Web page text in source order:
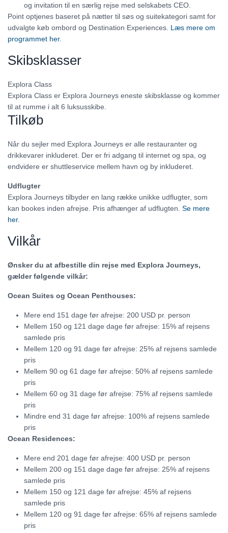
og invitation til en særlig rejse med selskabets CEO.
Point optjenes baseret på nætter til søs og suitekategori samt for
udvalgte køb ombord og Destination Experiences. Læs mere om
programmet her.
Skibsklasser
Explora Class
Explora Class er Explora Journeys eneste skibsklasse og kommer
til at rumme i alt 6 luksusskibe.
Tilkøb
Når du sejler med Explora Journeys er alle restauranter og
drikkevarer inkluderet. Der er fri adgang til internet og spa, og
endvidere er shuttleservice mellem havn og by inkluderet.
Udflugter
Explora Journeys tilbyder en lang række unikke udflugter, som
kan bookes inden afrejse. Pris afhænger af udflugten. Se mere
her.
Vilkår
Ønsker du at afbestille din rejse med Explora Journeys,
gælder følgende vilkår:
Ocean Suites og Ocean Penthouses:
Mere end 151 dage før afrejse: 200 USD pr. person
Mellem 150 og 121 dage dage før afrejse: 15% af rejsens
samlede pris
Mellem 120 og 91 dage før afrejse: 25% af rejsens samlede
pris
Mellem 90 og 61 dage før afrejse: 50% af rejsens samlede
pris
Mellem 60 og 31 dage før afrejse: 75% af rejsens samlede
pris
Mindre end 31 dage før afrejse: 100% af rejsens samlede
pris
Ocean Residences:
Mere end 201 dage før afrejse: 400 USD pr. person
Mellem 200 og 151 dage dage før afrejse: 25% af rejsens
samlede pris
Mellem 150 og 121 dage før afrejse: 45% af rejsens
samlede pris
Mellem 120 og 91 dage før afrejse: 65% af rejsens samlede
pris